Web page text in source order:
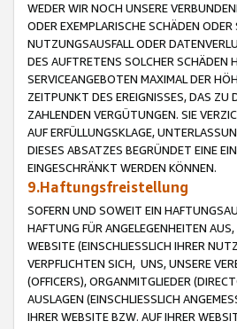
WEDER WIR NOCH UNSERE
ODER EXEMPLARISCHE SCHÄDEN
NUTZUNGSAUSFALL ODER
DES AUFTRETENS SOLCHER SCHÄDEN
SERVICEANGEBOTEN MAXIMAL DER
ZEITPUNKT DES EREIGNISSES, DAS
ZAHLENDEN VERGÜTUNGEN. SIE
AUF ERFÜLLUNGSKLAGE,
DIESES ABSATZES BEGRÜNDET EINE
EINGESCHRÄNKT WERDEN KÖNNEN.
9.Haftungsfreistellung
SOFERN UND SOWEIT EIN
HAFTUNG FÜR ANGELEGENHEITEN
WEBSITE (EINSCHLIESSLICH IHRER
VERPFLICHTEN SICH, UNS, UNSERE
(OFFICERS), ORGANMITGLIEDER
AUSLAGEN (EINSCHLIESSLICH
IHRER WEBSITE BZW. AUF IHRER